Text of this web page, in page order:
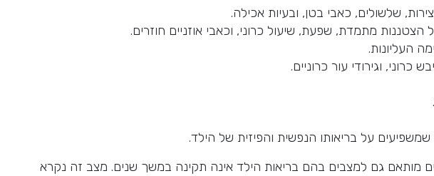
שלשולים, כאבי בטן, ובעיות אכילה.
הצטננות מתמדת, שפעת, שיעול כרוני, וכאבי אוזניים חוזרים.
העליונות.
כרוני, וגירודי עור כרוניים.
על בריאותו הנפשית והפיזית של הילד.
מותאם גם למצבים בהם בריאות הילד אינה תקינה במשך שנים. מצב זה נקרא